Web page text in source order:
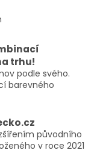
trhu!
podle svého.
barevného
původního
v roce 2021